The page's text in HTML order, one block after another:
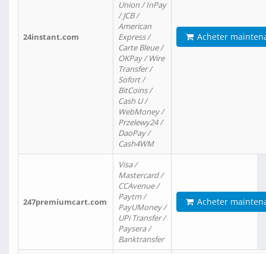
24instant.com
Union / InPay
/ JCB /
American
Express /
Carte Bleue /
OKPay / Wire
Transfer /
Sofort /
BitCoins /
Cash U /
WebMoney /
Przelewy24 /
DaoPay /
Cash4WM
Acheter
247premiumcart.com
Visa /
Mastercard /
CCAvenue /
Paytm /
PayUMoney /
UPi Transfer /
Paysera /
Banktransfer
Acheter